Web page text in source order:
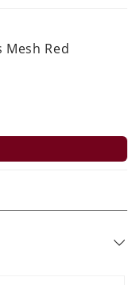
Mesh Red